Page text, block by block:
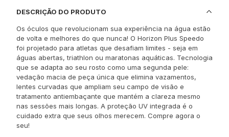
DESCRIÇÃO DO PRODUTO
Os óculos que revolucionam sua experiência na água estão
de volta e melhores do que nunca! O Horizon Plus Speedo
foi projetado para atletas que desafiam limites - seja em
águas abertas, triathlon ou maratonas aquáticas. Tecnologia
que se adapta ao seu rosto como uma segunda pele:
vedação macia de peça única que elimina vazamentos,
lentes curvadas que ampliam seu campo de visão e
tratamento antiembaçante que mantém a clareza mesmo
nas sessões mais longas. A proteção UV integrada é o
cuidado extra que seus olhos merecem. Compre agora o
seu!